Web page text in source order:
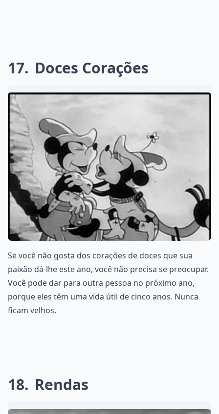
17 Doces Corações
Se você não gosta dos corações de doces que sua
paixão dá-lhe este ano, você não precisa se preocupar.
Você pode dar para outra pessoa no próximo ano,
porque eles têm uma vida útil de cinco anos. Nunca
ficam velhos.
18 Rendas